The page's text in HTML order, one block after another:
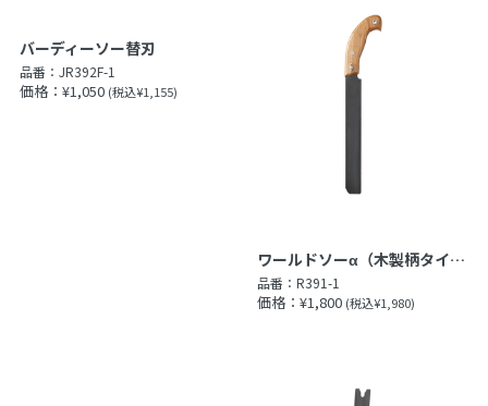
バーディーソー替刃
品番： JR392F-1
価格：¥1,050 (税込¥1,155)
ワールドソーα（木製柄タイプ）
品番：R391-1
価格：¥1,800 (税込¥1,980)